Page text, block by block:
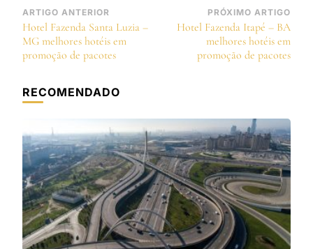
Navegação
de
post
ARTIGO ANTERIOR
Hotel Fazenda Santa Luzia –
MG melhores hotéis em
promoção de pacotes
PRÓXIMO ARTIGO
Hotel Fazenda Itapé – BA
melhores hotéis em
promoção de pacotes
RECOMENDADO